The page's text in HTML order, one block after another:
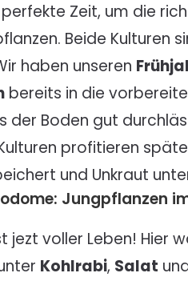
perfekte Zeit, um die
Beide Kulturen
haben unseren
bereits in die
der Boden gut
profitieren
und Unkraut
Jungpflanzen
jezt voller Leben! Hier
Kohlrabi, Salat